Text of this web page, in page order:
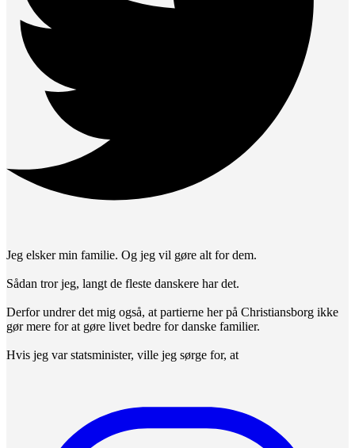
Jeg elsker min familie. Og jeg vil gøre alt for dem.
Sådan tror jeg, langt de fleste danskere har det.
Derfor undrer det mig også, at partierne her på Christiansborg ikke
gør mere for at gøre livet bedre for danske familier.
Hvis jeg var statsminister, ville jeg sørge for, at